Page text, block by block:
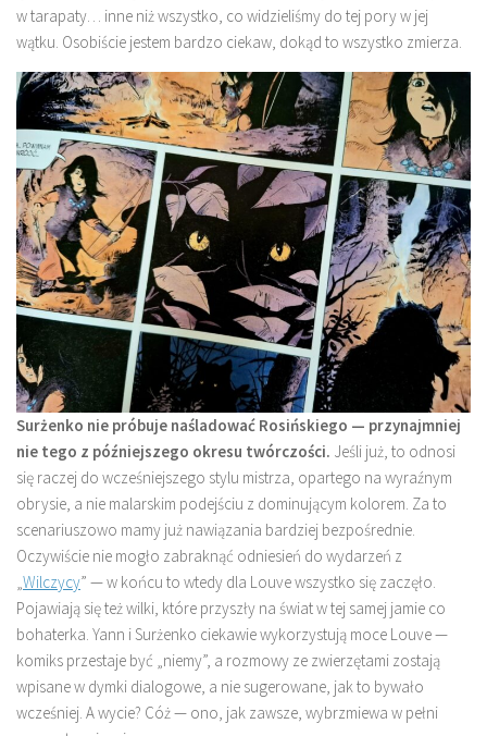
w tarapaty… inne niż wszystko, co widzieliśmy do tej pory w jej
wątku. Osobiście jestem bardzo ciekaw, dokąd to wszystko zmierza.
Surżenko nie próbuje naśladować Rosińskiego — przynajmniej
nie tego z późniejszego okresu twórczości. Jeśli już, to odnosi
się raczej do wcześniejszego stylu mistrza, opartego na wyraźnym
obrysie, a nie malarskim podejściu z dominującym kolorem. Za to
scenariuszowo mamy już nawiązania bardziej bezpośrednie.
Oczywiście nie mogło zabraknąć odniesień do wydarzeń z
„Wilczycy” — w końcu to wtedy dla Louve wszystko się zaczęło.
Pojawiają się też wilki, które przyszły na świat w tej samej jamie co
bohaterka. Yann i Surżenko ciekawie wykorzystują moce Louve —
komiks przestaje być „niemy”, a rozmowy ze zwierzętami zostają
wpisane w dymki dialogowe, a nie sugerowane, jak to bywało
wcześniej. A wycie? Cóż — ono, jak zawsze, wybrzmiewa w pełni